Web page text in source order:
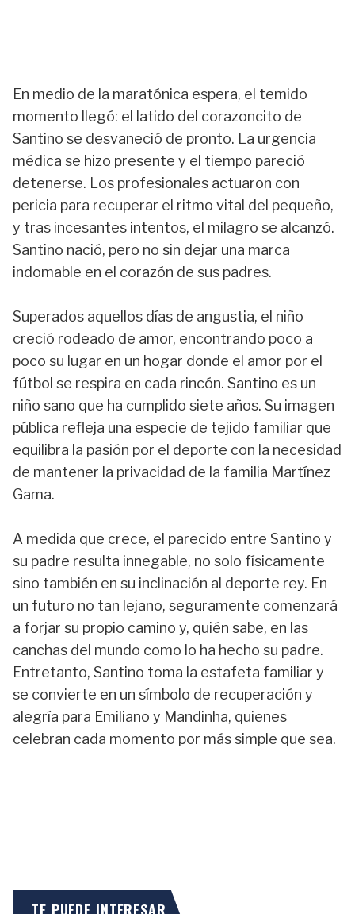
En medio de la maratónica espera, el temido
momento llegó: el latido del corazoncito de
Santino se desvaneció de pronto. La urgencia
médica se hizo presente y el tiempo pareció
detenerse. Los profesionales actuaron con
pericia para recuperar el ritmo vital del pequeño,
y tras incesantes intentos, el milagro se alcanzó.
Santino nació, pero no sin dejar una marca
indomable en el corazón de sus padres.
Superados aquellos días de angustia, el niño
creció rodeado de amor, encontrando poco a
poco su lugar en un hogar donde el amor por el
fútbol se respira en cada rincón. Santino es un
niño sano que ha cumplido siete años. Su imagen
pública refleja una especie de tejido familiar que
equilibra la pasión por el deporte con la necesidad
de mantener la privacidad de la familia Martínez
Gama.
A medida que crece, el parecido entre Santino y
su padre resulta innegable, no solo físicamente
sino también en su inclinación al deporte rey. En
un futuro no tan lejano, seguramente comenzará
a forjar su propio camino y, quién sabe, en las
canchas del mundo como lo ha hecho su padre.
Entretanto, Santino toma la estafeta familiar y
se convierte en un símbolo de recuperación y
alegría para Emiliano y Mandinha, quienes
celebran cada momento por más simple que sea.
TE PUEDE INTERESAR